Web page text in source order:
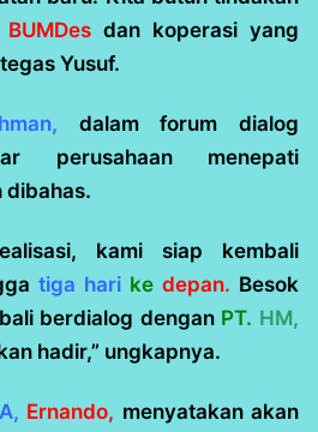
BUMDesdan koperasi yang
Yusuf.
dalam forum dialog
perusahaan menepati
dibahas.
kami siap kembali
tiga hari ke depan. Besok
berdialog dengan PT. HM,
hadir,” ungkapnya.
Ernando, menyatakan akan